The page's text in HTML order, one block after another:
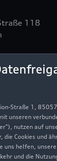
Straße 1,
unseren
nutzen auf
die Cookies und
uns helfen,
und die
118
schultz.de